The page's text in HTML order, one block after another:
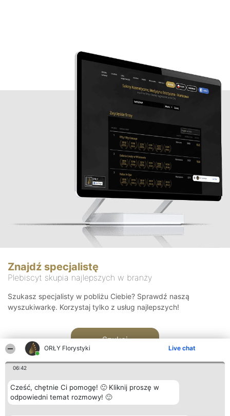
ORŁY Florystyki Live chat
06:42
Cześć, chętnie Ci pomogę! 🙂 Kliknij proszę w
odpowiedni temat rozmowy! 🙂
Znajdź specjalistę
Plebiscyt skupia najlepszych w branży
Szukasz specjalisty w pobliżu Ciebie? Sprawdź naszą
wyszukiwarkę. Korzystaj tylko z usług najlepszych!
Szukaj